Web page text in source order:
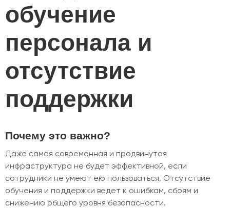
обучение
персонала и
отсутствие
поддержки
Почему это важно?
Даже самая современная и продвинутая
инфраструктура не будет эффективной, если
сотрудники не умеют ею пользоваться. Отсутствие
обучения и поддержки ведет к ошибкам, сбоям и
снижению общего уровня безопасности.